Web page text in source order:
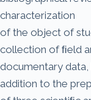
characterization
of the object of
collection of ﬁeld
documentary data,
addition to the